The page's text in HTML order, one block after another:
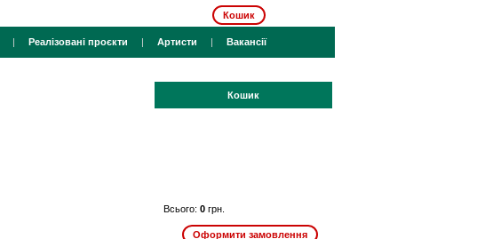
Кошик
| Реалізовані проєкти | Артисти | Вакансії
Кошик
Всього: 0 грн.